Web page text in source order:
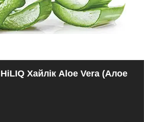
Хайлік Aloe Vera (Алое